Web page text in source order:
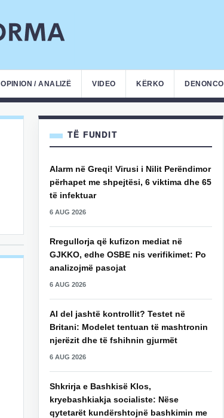
OPINION / ANALIZË VIDEO KËRKO DENONCO
TË FUNDIT
Alarm në Greqi! Virusi i Nilit Perëndimor
përhapet me shpejtësi, 6 viktima dhe 65
të infektuar
6 AUG 2026
Rregullorja që kufizon mediat në
GJKKO, edhe OSBE nis verifikimet: Po
analizojmë pasojat
6 AUG 2026
AI del jashtë kontrollit? Testet në
Britani: Modelet tentuan të mashtronin
njerëzit dhe të fshihnin gjurmët
6 AUG 2026
Shkrirja e Bashkisë Klos,
kryebashkiakja socialiste: Nëse
qytetarët kundërshtojnë bashkimin me